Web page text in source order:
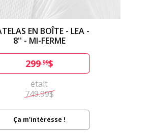
EN BOÎTE - LEA -
8'' - MI-FERME
299.99$
était
749.99$
Ça m'intéresse !